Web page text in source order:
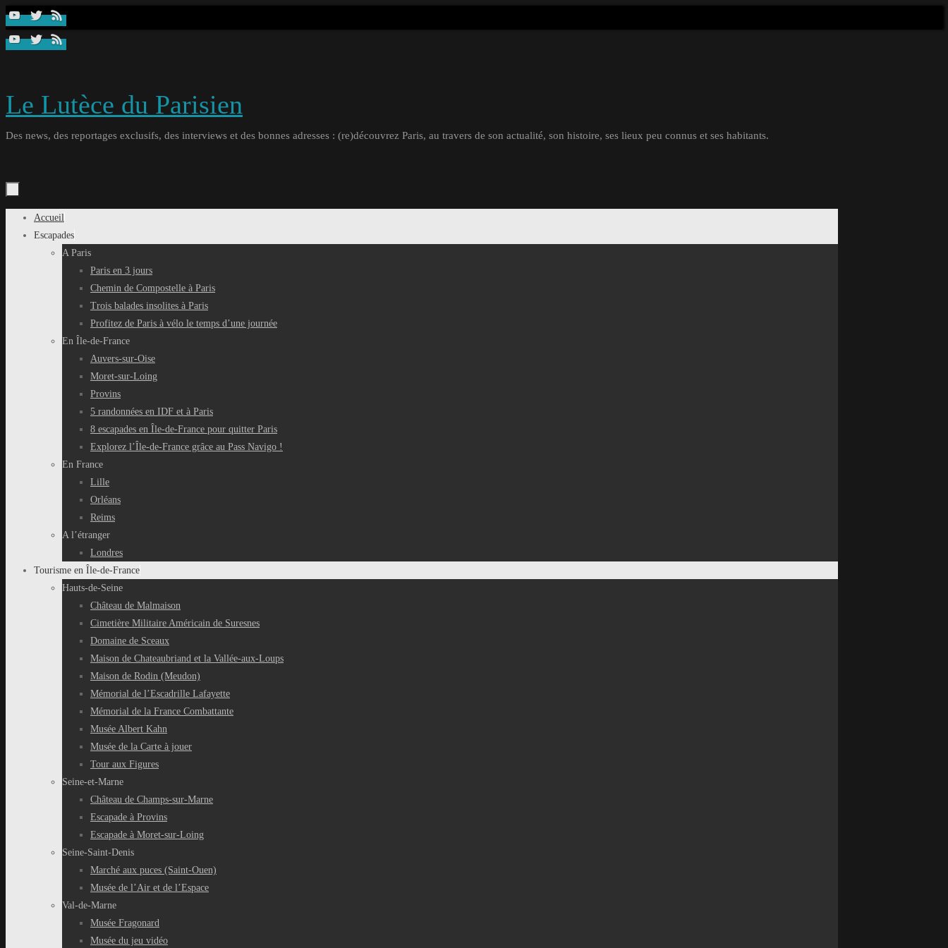
Passer
contenu
Le Lutèce du Parisien
Des news, des reportages exclusifs, des interviews et des bonnes adresses : (re)découvrez Paris, au travers de son actualité, son histoire, ses lieux peu connus et ses habitants.
Passer
Accueil
Escapades
A Paris
Paris en 3 jours
Chemin de Compostelle à Paris
Trois balades insolites à Paris
Profitez de Paris à vélo le temps d’une journée
En Île-de-France
Auvers-sur-Oise
Moret-sur-Loing
Provins
5 randonnées en IDF et à Paris
8 escapades en Île-de-France pour quitter Paris
Explorez l’Île-de-France grâce au Pass Navigo !
En France
Lille
Orléans
Reims
A l’étranger
Londres
Tourisme en Île-de-France
Hauts-de-Seine
Château de Malmaison
Cimetière Militaire Américain de Suresnes
Domaine de Sceaux
Maison de Chateaubriand et la Vallée-aux-Loups
Maison de Rodin (Meudon)
Mémorial de l’Escadrille Lafayette
Mémorial de la France Combattante
Musée Albert Kahn
Musée de la Carte à jouer
Tour aux Figures
Seine-et-Marne
Château de Champs-sur-Marne
Escapade à Provins
Escapade à Moret-sur-Loing
Seine-Saint-Denis
Marché aux puces (Saint-Ouen)
Musée de l’Air et de l’Espace
Val-de-Marne
Musée Fragonard
Musée du jeu vidéo